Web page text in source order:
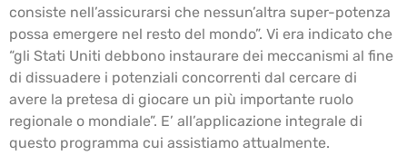
consiste nell’assicurarsi che nessun’altra super-potenza
possa emergere nel resto del mondo”. Vi era indicato che
“gli Stati Uniti debbono instaurare dei meccanismi al fine
di dissuadere i potenziali concorrenti dal cercare di
avere la pretesa di giocare un più importante ruolo
regionale o mondiale”. E’ all’applicazione integrale di
questo programma cui assistiamo attualmente.